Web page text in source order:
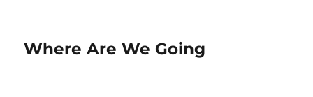
Where Are We Going